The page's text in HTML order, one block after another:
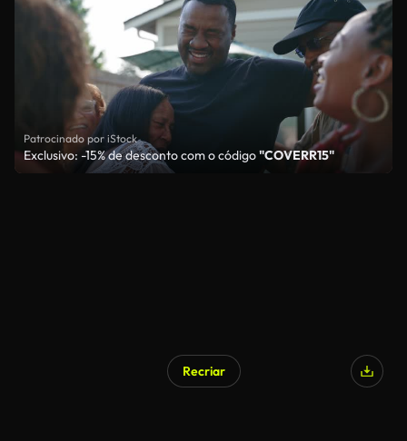
Patrocinado por iStock
Exclusivo: -15% de desconto com o código"COVERR15"
Recriar